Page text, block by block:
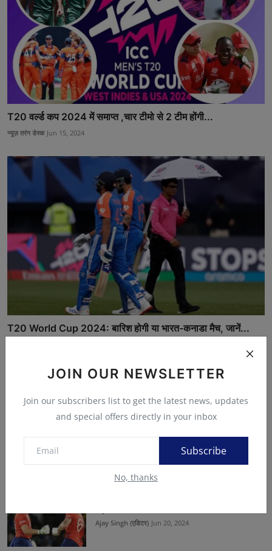
JOIN OUR NEWSLETTER
Join our subscribers list to get the latest news, updates
and special offers directly in your inbox
Subscribe
No, thanks
T20 वर्ल्ड कप 2024 में समाप्त ,चार टीमो से 2 टीम होंगी...
न्यूज़ तरंग डेस्क Jun 15, 2024
T20 World Cup 2024: बारिश होगी या भारत-कनाडा मैच, जानें...
खास ख़बर
Ajay Singh (एडिटर) Jun 20, 2024